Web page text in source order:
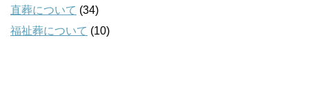
直葬について (34)
福祉葬について (10)